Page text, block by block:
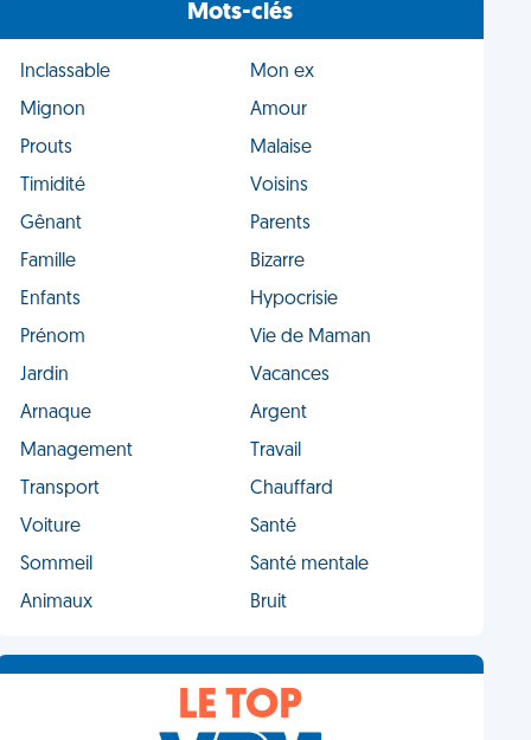
Mots-clés
Inclassable
Mon ex
Mignon
Amour
Prouts
Malaise
Timidité
Voisins
Gênant
Parents
Famille
Bizarre
Enfants
Hypocrisie
Prénom
Vie de Maman
Jardin
Vacances
Arnaque
Argent
Management
Travail
Transport
Chauffard
Voiture
Santé
Sommeil
Santé mentale
Animaux
Bruit
LE TOP